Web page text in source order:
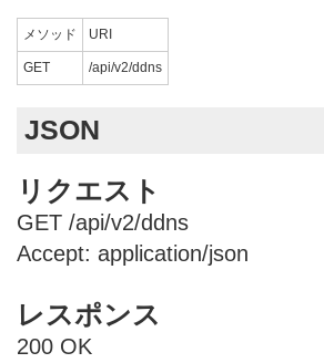
メソッド URI
GET /api/v2/ddns
JSON
リクエスト
GET /api/v2/ddns
Accept: application/json
レスポンス
200 OK